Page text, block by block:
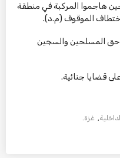
هاجموا المركبة في منطقة
الموقوف (م.د).
المسلحين والسجين
قضايا جنائية.
, غزة.